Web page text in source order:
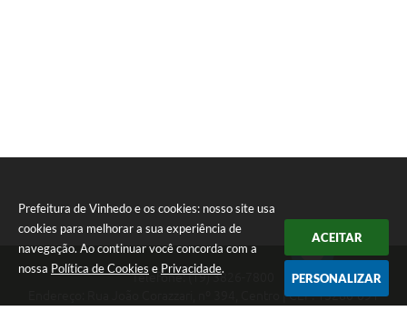
Prefeitura de Vinhedo e os cookies: nosso site usa
cookies para melhorar a sua experiência de
navegação. Ao continuar você concorda com a
nossa Política de Cookies e Privacidade.
ACEITAR
PERSONALIZAR
Telefone: (19) 3826-7800
Endereço: Rua João Corazzari, nº 394, Centro | CEP: 13280-091